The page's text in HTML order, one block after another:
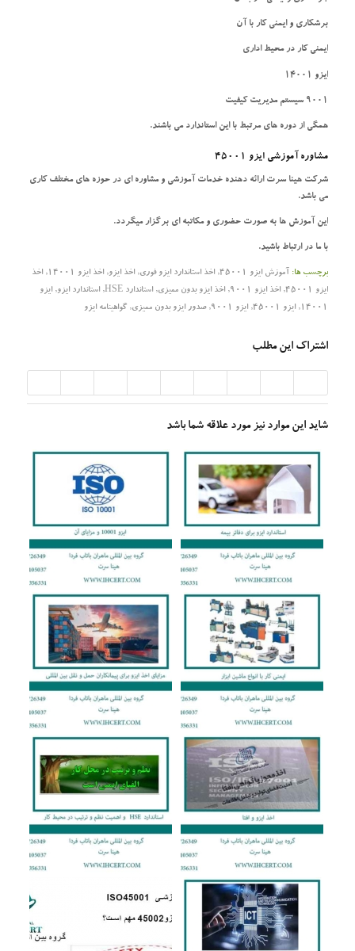
برشکاری و ایمنی کار با آن
ایمنی کار در محیط اداری
ایزو 14001
9001 سیستم مدیریت کیفیت
همگی از دوره های مرتبط با این استاندارد می باشند.
مشاوره آموزشی ایزو 45001
شرکت هینا سرت ارائه دهنده خدمات آموزشی و مشاوره ای در حوزه های مختلف کاری
می باشد.
این آموزش ها به صورت حضوری و مکاتبه ای برگزار میگردد.
با ما در ارتباط باشید.
برچسب ها: آموزش ایزو 45001 , اخذ استاندارد ایزو فوری, اخذ ایزو, اخذ ایزو 14001 , اخذ
ایزو 45001
, اخذ ایزو 9001 , اخذ ایزو بدون ممیزی, استاندارد HSE , استاندارد ایزو, ایزو
14001
, ایزو 45001 , ایزو 9001 ,صدور ایزو بدون ممیزی, گواهینامه ایزو
اشتراک این مطلب
شاید این موارد نیز مورد علاقه شما باشد